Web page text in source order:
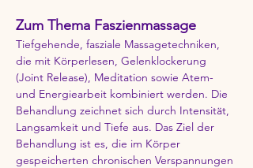
Zum Thema Faszienmassage
Tiefgehende, fasziale Massagetechniken,
die mit Körperlesen, Gelenklockerung
(Joint Release), Meditation sowie Atem-
und Energiearbeit kombiniert werden. Die
Behandlung zeichnet sich durch Intensität,
Langsamkeit und Tiefe aus. Das Ziel der
Behandlung ist es, die im Körper
gespeicherten chronischen Verspannungen